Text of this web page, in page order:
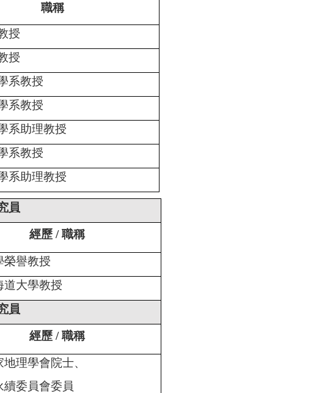
職稱
授
授
系教授
系教授
系助理教授
系教授
系助理教授
員
經歷 / 職稱
榮譽教授
道大學教授
員
經歷 / 職稱
理學會院士、
續委員會委員